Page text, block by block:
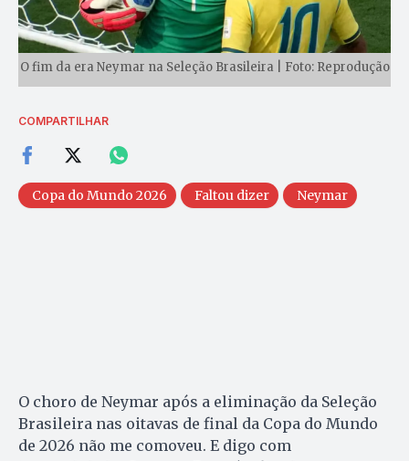
O fim da era Neymar na Seleção Brasileira | Foto: Reprodução
COMPARTILHAR
Copa do Mundo 2026 Faltou dizer Neymar
O choro de Neymar após a eliminação da Seleção
Brasileira nas oitavas de final da Copa do Mundo
de 2026 não me comoveu. E digo com